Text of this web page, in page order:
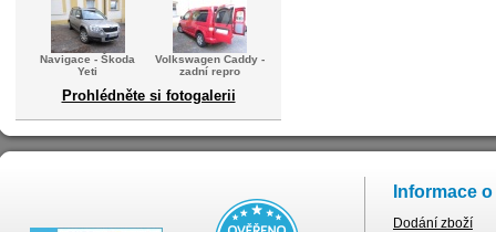
Navigace - Škoda
Yeti
Volkswagen Caddy -
zadní repro
Prohlédněte si fotogalerii
Informace
Dodání zboží